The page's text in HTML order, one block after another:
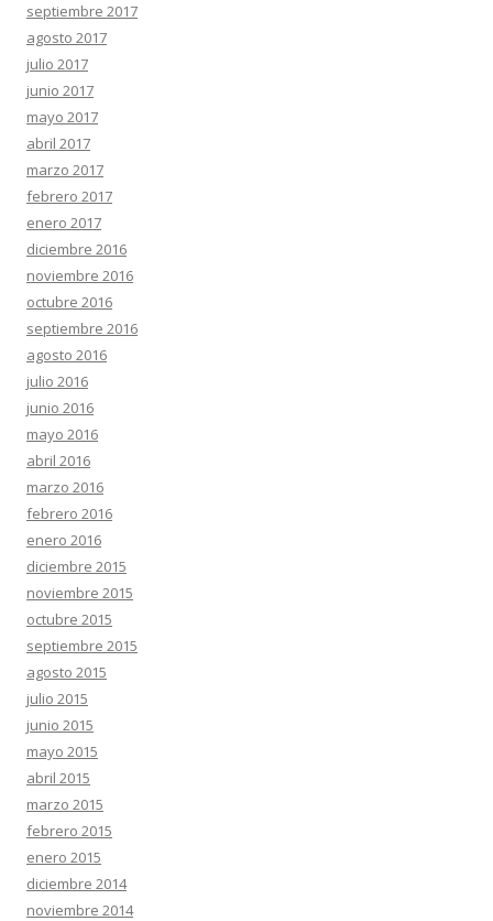
septiembre 2017
agosto 2017
julio 2017
junio 2017
mayo 2017
abril 2017
marzo 2017
febrero 2017
enero 2017
diciembre 2016
noviembre 2016
octubre 2016
septiembre 2016
agosto 2016
julio 2016
junio 2016
mayo 2016
abril 2016
marzo 2016
febrero 2016
enero 2016
diciembre 2015
noviembre 2015
octubre 2015
septiembre 2015
agosto 2015
julio 2015
junio 2015
mayo 2015
abril 2015
marzo 2015
febrero 2015
enero 2015
diciembre 2014
noviembre 2014